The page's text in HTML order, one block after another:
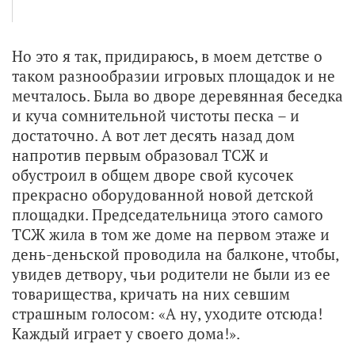
Но это я так, придираюсь, в моем детстве о
таком разнообразии игровых площадок и не
мечталось. Была во дворе деревянная беседка
и куча сомнительной чистоты песка – и
достаточно. А вот лет десять назад дом
напротив первым образовал ТСЖ и
обустроил в общем дворе свой кусочек
прекрасно оборудованной новой детской
площадки. Председательница этого самого
ТСЖ жила в том же доме на первом этаже и
день-деньской проводила на балконе, чтобы,
увидев детвору, чьи родители не были из ее
товарищества, кричать на них севшим
страшным голосом: «А ну, уходите отсюда!
Каждый играет у своего дома!».